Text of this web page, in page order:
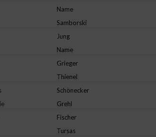
Name
Samborski
Jung
Name
Grieger
Thienel
Schönecker
Grehl
Fischer
Tursas